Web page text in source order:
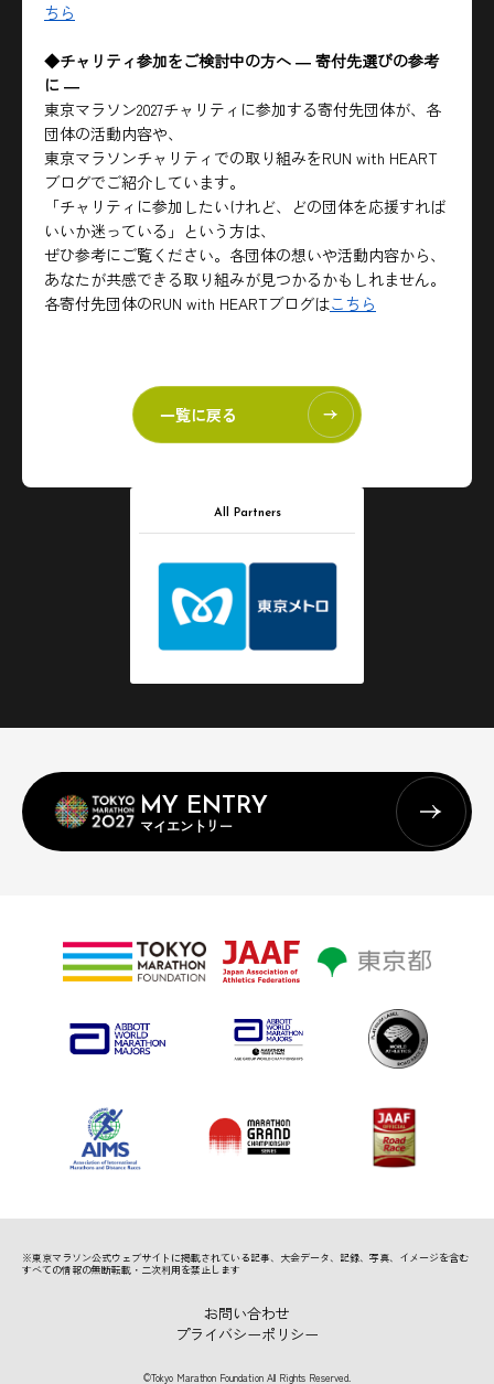
ちら
◆チャリティ参加をご検討中の方へ ― 寄付先選びの参考
に ―
東京マラソン2027チャリティに参加する寄付先団体が、各
団体の活動内容や、
東京マラソンチャリティでの取り組みをRUN with HEART
ブログでご紹介しています。
「チャリティに参加したいけれど、どの団体を応援すれば
いいか迷っている」という方は、
ぜひ参考にご覧ください。各団体の想いや活動内容から、
あなたが共感できる取り組みが見つかるかもしれません。
各寄付先団体のRUN with HEARTブログはこちら
一覧に戻る
All Partners
MY ENTRY
マイエントリー
※東京マラソン公式ウェブサイトに掲載されている記事、 大会データ、記録、写真、イメージを含む
すべての情報の無断転載・二次利用を禁止します
お問い合わせ
プライバシーポリシー
©Tokyo Marathon Foundation All Rights Reserved.